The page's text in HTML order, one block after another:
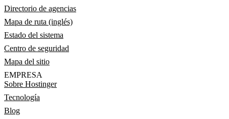
Directorio de agencias
Mapa de ruta (inglés)
Estado del sistema
Centro de seguridad
Mapa del sitio
EMPRESA
Sobre Hostinger
Tecnología
Blog